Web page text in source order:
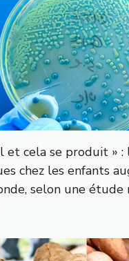
et cela se produit »
chez les enfants
selon une étude